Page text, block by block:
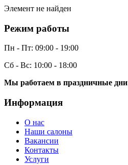
Элемент не найден
Режим работы
Пн - Пт: 09:00 - 19:00
Сб - Вс: 10:00 - 18:00
Мы работаем в праздничные дни
Информация
О нас
Наши салоны
Вакансии
Контакты
Услуги